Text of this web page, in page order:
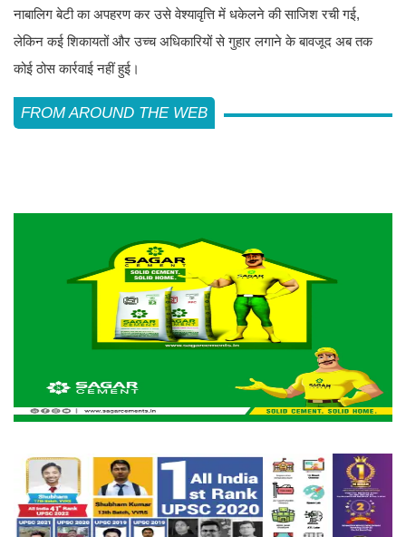
नाबालिग बेटी का अपहरण कर उसे वेश्यावृत्ति में धकेलने की साजिश रची गई,
लेकिन कई शिकायतों और उच्च अधिकारियों से गुहार लगाने के बावजूद अब तक
कोई ठोस कार्रवाई नहीं हुई।
FROM AROUND THE WEB